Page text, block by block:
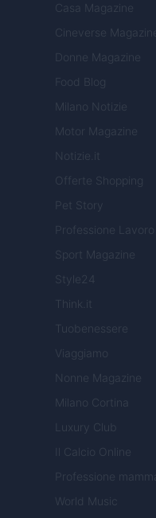
Casa Magazine
Cineverse Magazine
Donne Magazine
Food Blog
Milano Notizie
Motor Magazine
Notizie.it
Offerte Shopping
Pet Story
Professione Lavoro
Sport Magazine
Style24
Think.it
Tuobenessere
Viaggiamo
Nonne Magazine
Milano Cortina
Luxury Club
Il Calcio Online
Professione mamma
World Music